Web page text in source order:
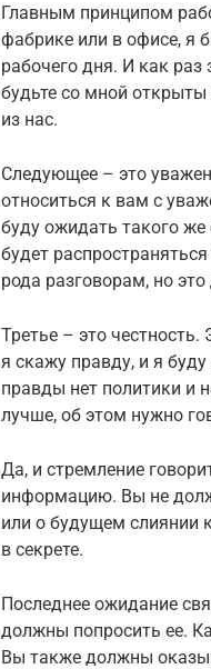
Главным принципом
фабрике или в офисе, я
рабочего дня. И как
будьте со мной
из нас.
Следующее – это
относиться к вам с
буду ожидать такого же
будет
рода разговорам, но
Третье – это
я скажу правду, и я
правды нет политики и
лучше, об этом нужно
Да, и стремление
информацию. Вы не
или о будущем слиянии
в секрете.
Последнее ожидание
должны попросить ее.
Вы также должны